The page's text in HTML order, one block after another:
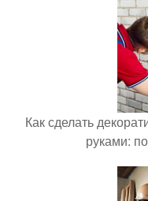
Как сделать
руками: